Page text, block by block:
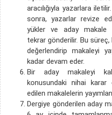
aracılığıyla yazarlara
sonra, yazarlar revize
yükler ve aday makale
tekrar gönderilir. Bu süreç,
değerlendirip makaleyi
kadar devam eder.
Bir aday makaleyi
konusundaki nihai
edilen makalelerin
Dergiye gönderilen aday